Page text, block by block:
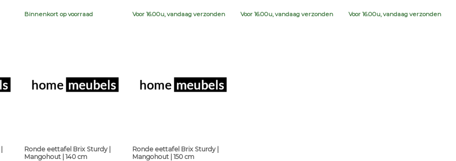
Binnenkort op voorraad Voor 16.00u, vandaag verzonden Voor 16.00u, vandaag verzonden Voor 16.00u, vandaag verzonden
Ronde eettafel Brix Sturdy |
Mangohout | 140 cm
Ronde eettafel Brix Sturdy |
Mangohout | 150 cm